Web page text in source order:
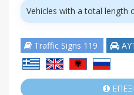
Vehicles with a total length
Traffic Signs 119